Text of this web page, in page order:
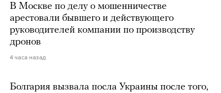
В Москве по делу о мошенничестве
арестовали бывшего и действующего
руководителей компании по производству
дронов
4 часа назад
Болгария вызвала посла Украины после того,